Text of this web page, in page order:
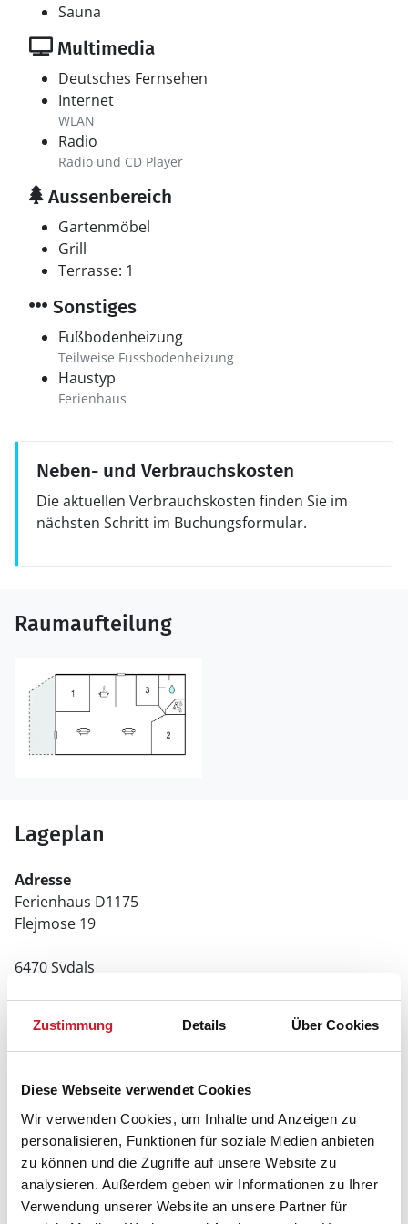
Zustimmung Details Über Cookies
Diese Webseite verwendet Cookies
Wir verwenden Cookies, um Inhalte und Anzeigen zu
personalisieren, Funktionen für soziale Medien anbieten
zu können und die Zugriffe auf unsere Website zu
analysieren. Außerdem geben wir Informationen zu Ihrer
Verwendung unserer Website an unsere Partner für
Sauna
Multimedia
Deutsches Fernsehen
Internet
WLAN
Radio
Radio und CD Player
Aussenbereich
Gartenmöbel
Grill
Terrasse: 1
Sonstiges
Fußbodenheizung
Teilweise Fussbodenheizung
Haustyp
Ferienhaus
Neben- und Verbrauchskosten
Die aktuellen Verbrauchskosten finden Sie im
nächsten Schritt im Buchungsformular.
Raumaufteilung
Lageplan
Adresse
Ferienhaus D1175
Flejmose 19
6470 Sydals